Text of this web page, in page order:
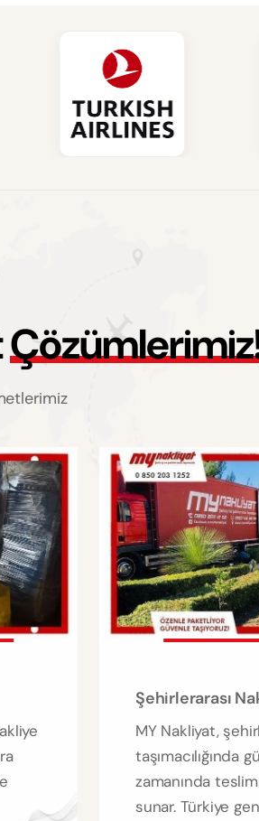
Çözümlerimiz
Şehirlerarası
MY Nakliyat,
taşımacılığında
zamanında
sunar. Türkiye